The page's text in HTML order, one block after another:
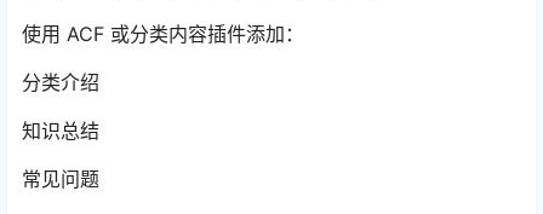
使用 ACF 或分类内容插件添加：
分类介绍
知识总结
常见问题